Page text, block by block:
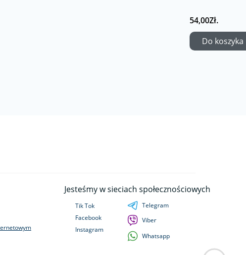
54,00Zł.
Do koszyka
Jesteśmy w sieciach społecznościowych
Tik Tok
Facebook
Instagram
Telegram
Viber
Whatsapp